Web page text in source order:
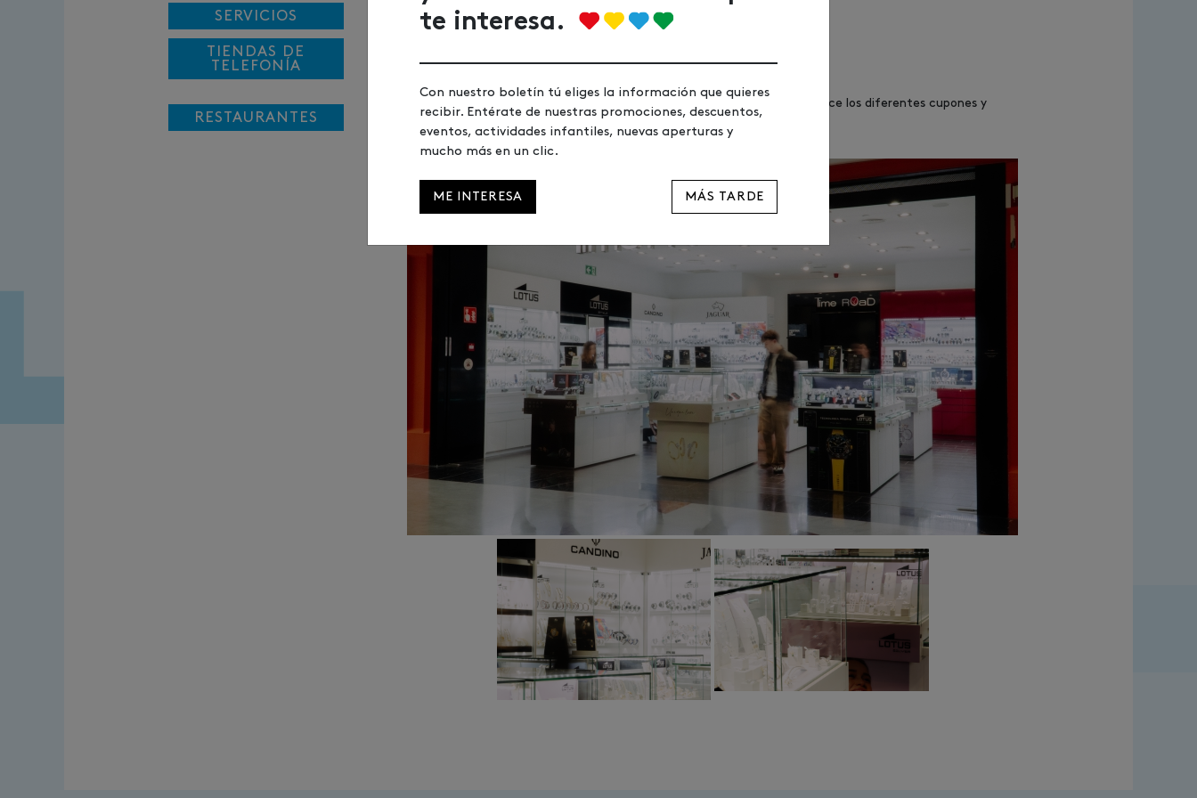
SERVICIOS
TIENDAS DE
TELEFONÍA
RESTAURANTES
943 37 75 91
. Conoce los diferentes cupones y
promociones a los que puedes acceder gratuitamente.
te interesa.
Con nuestro boletín tú eliges la información que quieres
recibir. Entérate de nuestras promociones, descuentos,
eventos, actividades infantiles, nuevas aperturas y
mucho más en un clic.
ME INTERESA MÁS TARDE